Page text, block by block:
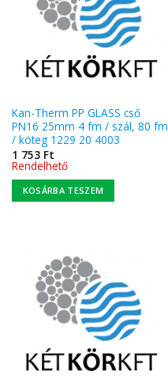
Kan-Therm PP GLASS cső
PN16 25mm 4 fm / szál, 80 fm
/ köteg 1229 20 4003
1 753 Ft
Rendelhető
KOSÁRBA TESZEM